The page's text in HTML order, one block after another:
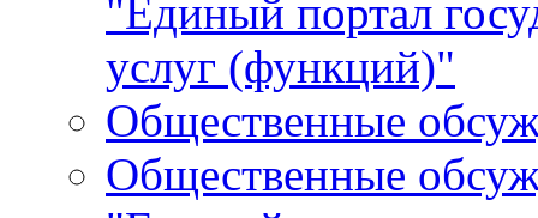
"Единый портал
услуг (функций)"
Общественные
Общественные